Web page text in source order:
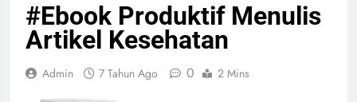
#Ebook Produktif Menulis
Artikel Kesehatan
Admin 7 Tahun Ago 0 2 Mins